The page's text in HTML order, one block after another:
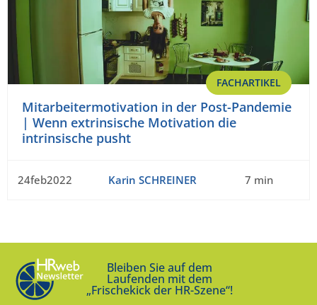
FACHARTIKEL
Mitarbeitermotivation in der Post-Pandemie
| Wenn extrinsische Motivation die
intrinsische pusht
24feb2022 Karin SCHREINER 7 min
Bleiben Sie auf dem
Laufenden mit dem
„Frischekick der HR-Szene“!